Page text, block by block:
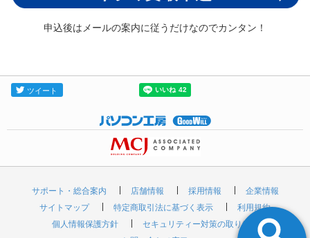
申込後はメールの案内に従うだけなのでカンタン！
サポート・総合案内 店舗情報 採用情報
企業情報
サイトマップ
特定商取引法に基づく表示
利用規約
個人情報保護方針
セキュリティー対策の取り組み